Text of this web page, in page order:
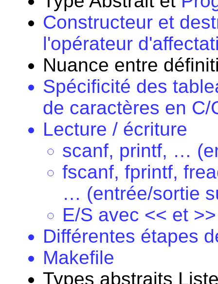
Constructeur et
l'opérateur
Nuance entre
Spécificité des
de caractères en
Lecture / écriture
scanf, printf, …
fscanf, fprintf,
… (entrée/sortie
E/S avec << et >>
Différentes étapes
Makefile
Types abstraits